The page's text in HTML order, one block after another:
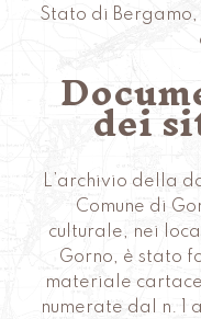
Stato di Bergamo,
dei
L’archivio della
Comune di
culturale, nei
Gorno, è stato
materiale
numerate dal n. 1